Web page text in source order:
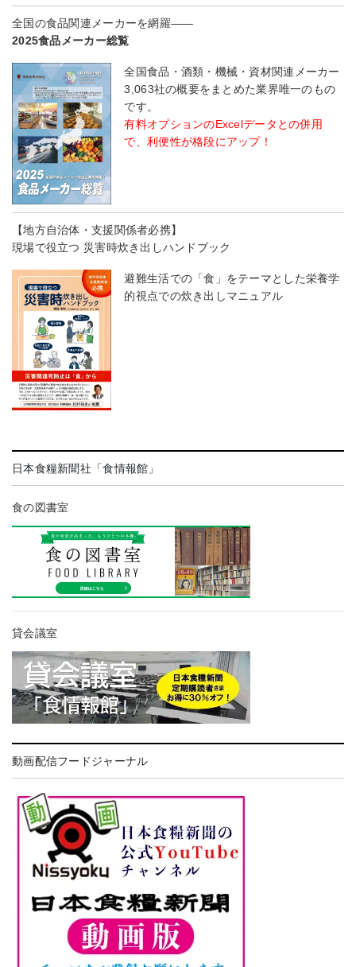
全国の食品関連メーカーを網羅――
2025食品メーカー総覧
全国食品・酒類・機械・資材関連メーカー
3,063社の概要をまとめた業界唯一のもの
です。
有料オプションのExcelデータとの併用
で、利便性が格段にアップ！
【地方自治体・支援関係者必携】
現場で役立つ 災害時炊き出しハンドブック
避難生活での「食」をテーマとした栄養学
的視点での炊き出しマニュアル
日本食糧新聞社「食情報館」
食の図書室
貸会議室
動画配信フードジャーナル